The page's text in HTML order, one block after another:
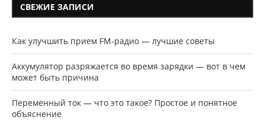
СВЕЖИЕ ЗАПИСИ
Как улучшить прием FM-радио — лучшие советы
Аккумулятор разряжается во время зарядки — вот в чем
может быть причина
Переменный ток — что это такое? Простое и понятное
объяснение